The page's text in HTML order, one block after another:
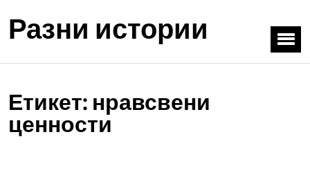
Разни истории
Етикет: нравсвени
ценности